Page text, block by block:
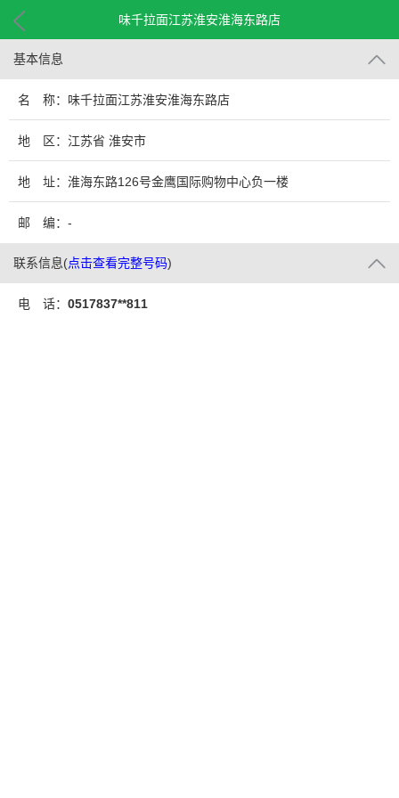
味千拉面江苏淮安淮海东路店
基本信息
名 称：味千拉面江苏淮安淮海东路店
地 区：江苏省 淮安市
地 址：淮海东路126号金鹰国际购物中心负一楼
邮 编：-
联系信息(点击查看完整号码)
电 话： 0517837**811